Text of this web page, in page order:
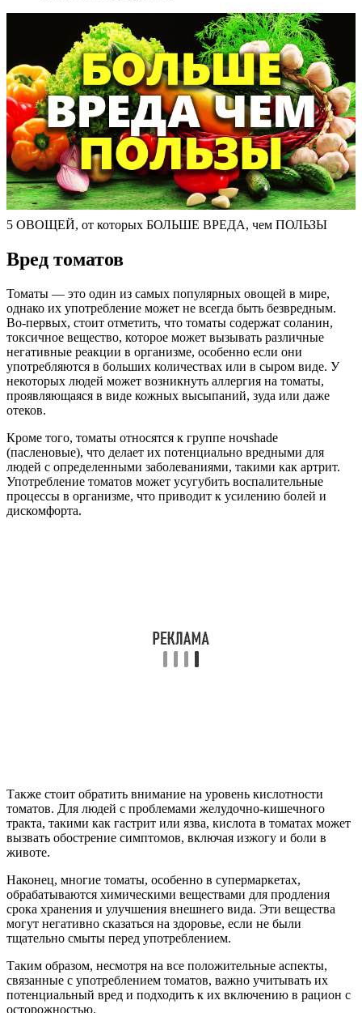
5 ОВОЩЕЙ, от которых БОЛЬШЕ ВРЕДА, чем ПОЛЬЗЫ
Вред томатов
Томаты — это один из самых популярных овощей в мире,
однако их употребление может не всегда быть безвредным.
Во-первых, стоит отметить, что томаты содержат соланин,
токсичное вещество, которое может вызывать различные
негативные реакции в организме, особенно если они
употребляются в больших количествах или в сыром виде. У
некоторых людей может возникнуть аллергия на томаты,
проявляющаяся в виде кожных высыпаний, зуда или даже
отеков.
Кроме того, томаты относятся к группе ночshade
(пасленовые), что делает их потенциально вредными для
людей с определенными заболеваниями, такими как артрит.
Употребление томатов может усугубить воспалительные
процессы в организме, что приводит к усилению болей и
дискомфорта.
Также стоит обратить внимание на уровень кислотности
томатов. Для людей с проблемами желудочно-кишечного
тракта, такими как гастрит или язва, кислота в томатах может
вызвать обострение симптомов, включая изжогу и боли в
животе.
Наконец, многие томаты, особенно в супермаркетах,
обрабатываются химическими веществами для продления
срока хранения и улучшения внешнего вида. Эти вещества
могут негативно сказаться на здоровье, если не были
тщательно смыты перед употреблением.
Таким образом, несмотря на все положительные аспекты,
связанные с употреблением томатов, важно учитывать их
потенциальный вред и подходить к их включению в рацион с
осторожностью.